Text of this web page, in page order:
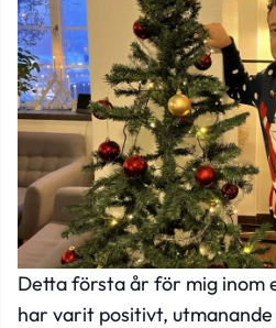
Detta första år för mig inom
har varit positivt,